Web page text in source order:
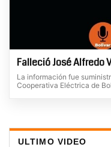
Falleció José Alfredo
La información fue
Cooperativa Eléctrica de
ULTIMO VIDEO